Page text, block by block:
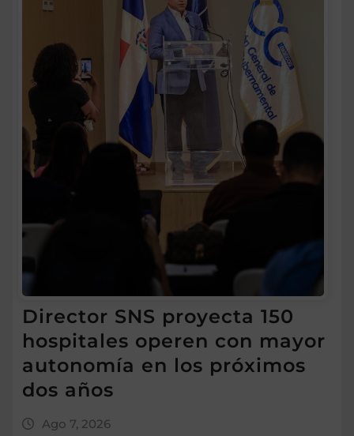
Director SNS proyecta 150
hospitales operen con mayor
autonomía en los próximos
dos años
Ago 7, 2026